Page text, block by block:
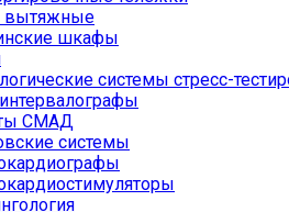
шкафы
системы стресс-
СМАД
системы